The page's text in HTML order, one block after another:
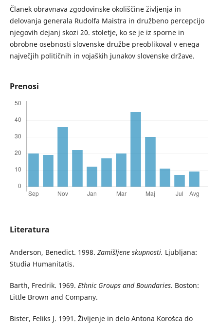
Članek obravnava zgodovinske okoliščine življenja in
delovanja generala Rudolfa Maistra in družbeno percepcijo
njegovih dejanj skozi 20. stoletje, ko se je iz sporne in
obrobne osebnosti slovenske družbe preoblikoval v enega
največjih političnih in vojaških junakov slovenske države.
Prenosi
Literatura
Anderson, Benedict. 1998. Zamišljene skupnosti. Ljubljana:
Studia Humanitatis.
Barth, Fredrik. 1969. Ethnic Groups and Boundaries. Boston:
Little Brown and Company.
Bister, Feliks J. 1991. Življenje in delo Antona Korošca do